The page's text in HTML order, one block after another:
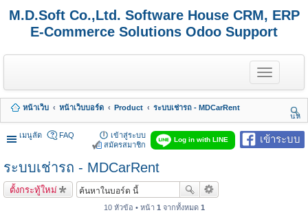
M.D.Soft Co.,Ltd. Software House CRM, ERP
E-Commerce Solutions Odoo Support
T
o
g
e
n
a
หน้าเว็บ หน้าเว็บบอร์ด Product
ระบบเช่ารถ - MDCarRent
นห
า
เมนูลัด
เข้าระบบ
Log in with LINE
FAQ
เข้าสู่ระบบ
สมัครสมาชิก
ระบบเช่ารถ - MDCarRent
ตั้งกระทู้ใหม่
10 หัวข้อ • หน้า 1 จากทั้งหมด 1